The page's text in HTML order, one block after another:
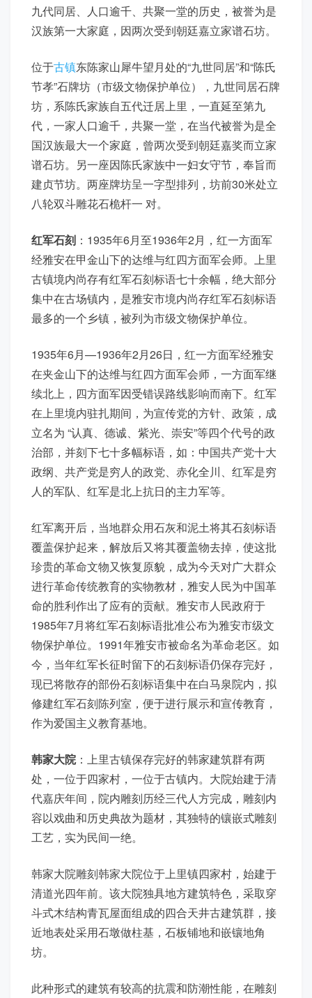
九代同居、人口逾千、共聚一堂的历史，被誉为是
汉族第一大家庭，因两次受到朝廷嘉立家谱石坊。
位于古镇东陈家山犀牛望月处的“九世同居”和“陈氏
节孝”石牌坊（市级文物保护单位），九世同居石牌
坊，系陈氏家族自五代迁居上里，一直延至第九
代，一家人口逾千，共聚一堂，在当代被誉为是全
国汉族最大一个家庭，曾两次受到朝廷嘉奖而立家
谱石坊。另一座因陈氏家族中一妇女守节，奉旨而
建贞节坊。两座牌坊呈一字型排列，坊前30米处立
八轮双斗雕花石桅杆一 对。
红军石刻 ：1935年6月至1936年2月，红一方面军
经雅安在甲金山下的达维与红四方面军会师。上里
古镇境内尚存有红军石刻标语七十余幅，绝大部分
集中在古场镇内，是雅安市境内尚存红军石刻标语
最多的一个乡镇，被列为市级文物保护单位。
1935年6月—1936年2月26日，红一方面军经雅安
在夹金山下的达维与红四方面军会师，一方面军继
续北上，四方面军因受错误路线影响而南下。红军
在上里境内驻扎期间，为宣传党的方针、政策，成
立名为 “认真、德诚、紫光、崇安”等四个代号的政
治部，并刻下七十多幅标语，如：中国共产党十大
政纲、共产党是穷人的政党、赤化全川、红军是穷
人的军队、红军是北上抗日的主力军等。
红军离开后，当地群众用石灰和泥土将其石刻标语
覆盖保护起来，解放后又将其覆盖物去掉，使这批
珍贵的革命文物又恢复原貌，成为今天对广大群众
进行革命传统教育的实物教材，雅安人民为中国革
命的胜利作出了应有的贡献。雅安市人民政府于
1985年7月将红军石刻标语批准公布为雅安市级文
物保护单位。1991年雅安市被命名为革命老区。如
今，当年红军长征时留下的石刻标语仍保存完好，
现已将散存的部份石刻标语集中在白马泉院内，拟
修建红军石刻陈列室，便于进行展示和宣传教育，
作为爱国主义教育基地。
韩家大院：上里古镇保存完好的韩家建筑群有两
处，一位于四家村，一位于古镇内。大院始建于清
代嘉庆年间，院内雕刻历经三代人方完成，雕刻内
容以戏曲和历史典故为题材，其独特的镶嵌式雕刻
工艺，实为民间一绝。
韩家大院雕刻韩家大院位于上里镇四家村，始建于
清道光四年前。该大院独具地方建筑特色，采取穿
斗式木结构青瓦屋面组成的四合天井古建筑群，接
近地表处采用石墩做柱基，石板铺地和嵌镶地角
坊。
此种形式的建筑有较高的抗震和防潮性能，在雕刻